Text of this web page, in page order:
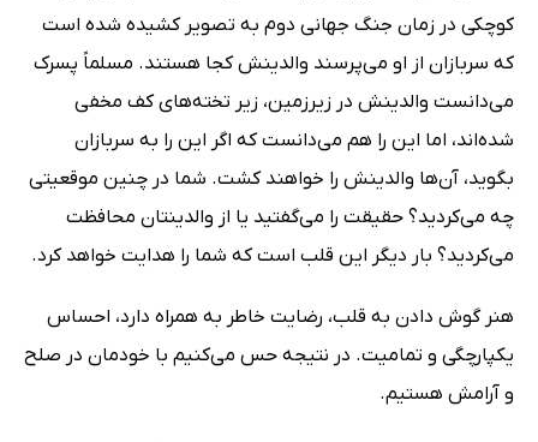
کوچکی در زمان جنگ جهانی دوم به تصویر کشیده شده است
که سربازان از او می‌پرسند والدینش کجا هستند. مسلماً پسرک
می‌دانست والدینش در زیرزمین، زیر تخته‌های کف مخفی
شده‌اند، اما این را هم می‌دانست که اگر این را به سربازان
بگوید، آن‌ها والدینش را خواهند کشت. شما در چنین موقعیتی
چه می‌کردید؟ حقیقت را می‌گفتید یا از والدینتان محافظت
می‌کردید؟ بار دیگر این قلب است که شما را هدایت خواهد کرد.
هنر گوش دادن به قلب، رضایت خاطر به همراه دارد، احساس
یکپارچگی و تمامیت. در نتیجه حس می‌کنیم با خودمان در صلح
و آرامش هستیم.